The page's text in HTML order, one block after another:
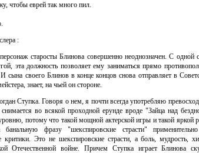
чтобы еврей так много пил.
:
старосты Блинова совершенно неоднозначен. С одной
эта должность позволяет ему заниматься прямо
И сына своего Блинов в конце концов снова отправляет в
знает, на чьей он стороне.
Ступка. Говоря о нем, я почти всегда употребляю
снимается во всякой проходной ерунде вроде "Зайца над
потому что такой мощной актерской игры и такой
фразу "шекспировские страсти"
критики. Это не шекспировские страсти, а боль, мудрость,
Отечественной войне. Причем Ступка играет Блинова